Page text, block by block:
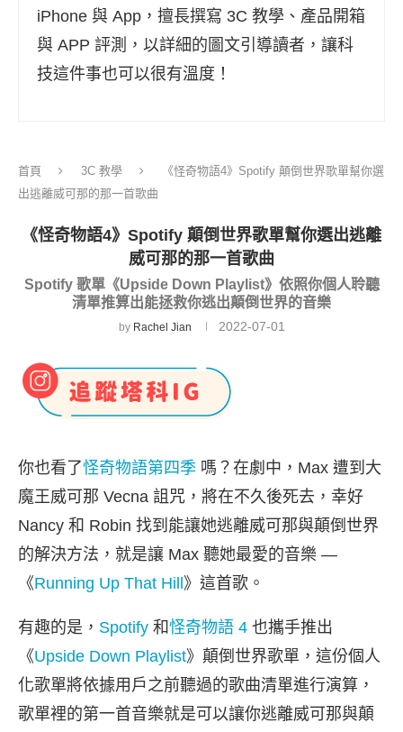
iPhone 與 App，擅長撰寫 3C 教學、產品開箱
與 APP 評測，以詳細的圖文引導讀者，讓科
技這件事也可以很有溫度！
首頁 3C 教學
《怪奇物語4》Spotify 顛倒世界歌單幫你選
出逃離威可那的那一首歌曲
《怪奇物語4》Spotify 顛倒世界歌單幫你選出逃離
威可那的那一首歌曲
Spotify 歌單《Upside Down Playlist》依照你個人聆聽
清單推算出能拯救你逃出顛倒世界的音樂
by Rachel Jian 2022-07-01
你也看了怪奇物語第四季 嗎？在劇中，Max 遭到大
魔王威可那 Vecna 詛咒，將在不久後死去，幸好
Nancy 和 Robin 找到能讓她逃離威可那與顛倒世界
的解決方法，就是讓 Max 聽她最愛的音樂 —
《Running Up That Hill 》這首歌。
有趣的是， Spotify 和怪奇物語 4 也攜手推出
《Upside Down Playlist》顛倒世界歌單，這份個人
化歌單將依據用戶之前聽過的歌曲清單進行演算，
歌單裡的第一首音樂就是可以讓你逃離威可那與顛